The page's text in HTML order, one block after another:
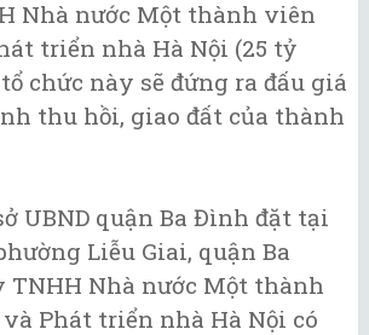
Nhà nước Một thành viên
triển nhà Hà Nội (25 tỷ
chức này sẽ đứng ra đấu giá
thu hồi, giao đất của thành
UBND quận Ba Đình đặt tại
Liễu Giai, quận Ba
TNHH Nhà nước Một thành
Phát triển nhà Hà Nội có